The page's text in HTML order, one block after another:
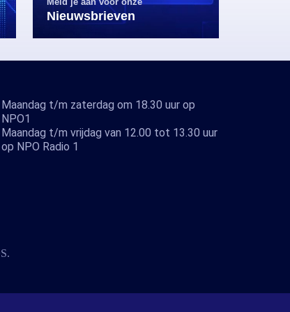
Nieuwsbrieven
Maandag t/m zaterdag om 18.30 uur op
NPO1
Maandag t/m vrijdag van 12.00 tot 13.30 uur
op NPO Radio 1
.